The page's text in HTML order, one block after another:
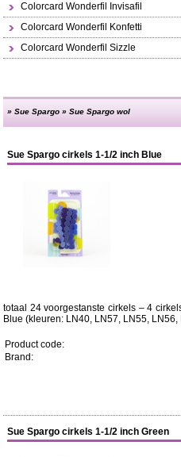
Colorcard Wonderfil Invisafil
Colorcard Wonderfil Konfetti
Colorcard Wonderfil Sizzle
»Sue Spargo »Sue Spargo wol
Sue Spargo cirkels 1-1/2 inch Blue
totaal 24 voorgestanste cirkels – 4
Blue (kleuren: LN40, LN57, LN55, LN56,
Product code:
Brand:
Sue Spargo cirkels 1-1/2 inch Green